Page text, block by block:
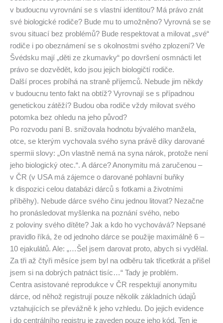
v budoucnu vyrovnání se s vlastní identitou? Má právo znát
své biologické rodiče? Bude mu to umožněno? Vyrovná se se
svou situací bez problémů? Bude respektovat a milovat „své“
rodiče i po obeznámení se s okolnostmi svého zplození? Ve
Švédsku mají „děti ze zkumavky“ po dovršení osmnácti let
právo se dozvědět, kdo jsou jejich biologičtí rodiče.
Další proces probíhá na straně příjemců. Nebude jim někdy
v budoucnu tento fakt na obtíž? Vyrovnají se s případnou
genetickou zátěží? Budou oba rodiče vždy milovat svého
potomka bez ohledu na jeho původ?
Po rozvodu paní B. snižovala hodnotu bývalého manžela,
otce, se kterým vychovala svého syna právě díky darované
spermii slovy: „On vlastně nemá na syna nárok, protože není
jeho biologický otec.“. A dárce? Anonymitu má zaručenou –
v ČR (v USA má zájemce o darované pohlavní buňky
k dispozici celou databázi dárců s fotkami a životními
příběhy). Nebude dárce svého činu jednou litovat? Nezačne
ho pronásledovat myšlenka na poznání svého, nebo
z poloviny svého dítěte? Jak a kdo ho vychovává? Nepsané
pravidlo říká, že od jednoho dárce se použije maximálně 6 –
10 ejakulátů. Ale: „…Šel jsem darovat proto, abych si vydělal.
Za tři až čtyři měsíce jsem byl na odběru tak třicetkrát a přišel
jsem si na dobrých patnáct tisíc…“ Tady je problém.
Centra asistované reprodukce v ČR respektují anonymitu
dárce, od něhož registrují pouze několik základních údajů
vztahujících se převážně k jeho vzhledu. Do jejich evidence
i do centrálního registru je zaveden pouze jeho kód. Ten je